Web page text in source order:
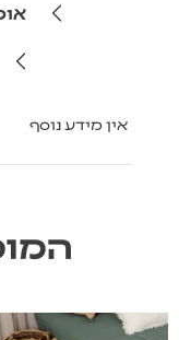
אין מידע נוסף